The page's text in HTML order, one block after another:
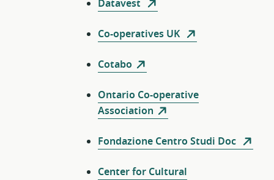
Datavest
Co-operatives UK
Cotabo
Ontario Co-operative
Association
Fondazione Centro Studi Doc
Center for Cultural